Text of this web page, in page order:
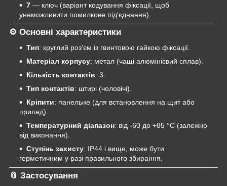
7 — ключ (варіант кодування фіксації, щоб
унеможливити помилкове під'єднання).
⚙️ Основні характеристики
Тип: круглий роз'єм із гвинтовою гайкою фіксації.
Матеріал корпусу: метал (чащі алюмінієвий сплав).
Кількість контактів: 3.
Тип контактів: штирі (чоловічі).
Кріпити: панельне (для встановлення на щит або
прилад).
Температурний діапазон: від -60 до +85 °C (залежно
від виконання).
Ступінь захисту: IP44 і вище, може бути
герметичним у разі правильного збирання.
📎 Застосування